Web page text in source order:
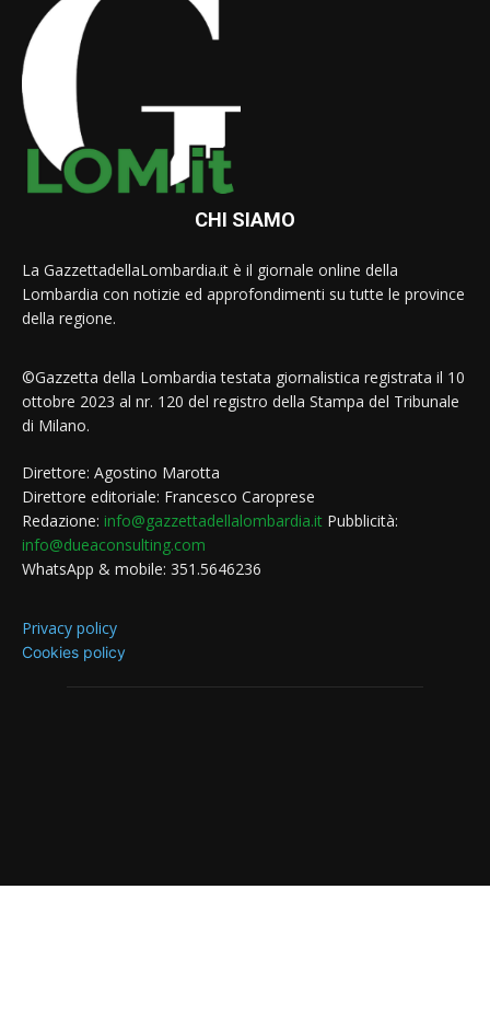
CHI SIAMO
La GazzettadellaLombardia.it è il giornale online della
Lombardia con notizie ed approfondimenti su tutte le province
della regione.
©Gazzetta della Lombardia testata giornalistica registrata il 10
ottobre 2023 al nr. 120 del registro della Stampa del Tribunale
di Milano.
Direttore: Agostino Marotta
Direttore editoriale: Francesco Caroprese
Redazione: info@gazzettadellalombardia.it Pubblicità:
info@dueaconsulting.com
WhatsApp & mobile: 351.5646236
Privacy policy
Cookies policy